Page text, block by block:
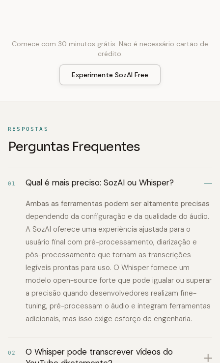
Comece com 30 minutos grátis. Não é necessário cartão de
crédito.
Experimente SozAI Free
RESPOSTAS
Perguntas Frequentes
01 Qual é mais preciso: SozAI ou Whisper?
Ambas as ferramentas podem ser altamente precisas
dependendo da configuração e da qualidade do áudio.
A SozAI oferece uma experiência ajustada para o
usuário final com pré-processamento, diarização e
pós-processamento que tornam as transcrições
legíveis prontas para uso. O Whisper fornece um
modelo open-source forte que pode igualar ou superar
a precisão quando desenvolvedores realizam fine-
tuning, pré-processam o áudio e integram ferramentas
adicionais, mas isso exige esforço de engenharia.
02
O Whisper pode transcrever vídeos do